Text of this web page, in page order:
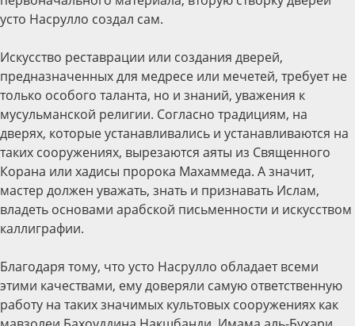
усто Насрулло создал сам.
Искусство реставрации или создания дверей,
предназначенных для медресе или мечетей, требует не
только особого таланта, но и знаний, уважения к
мусульманской религии. Согласно традициям, на
дверях, которые устанавливались и устанавливаются на
таких сооружениях, вырезаются аяты из Священного
Корана или хадисы пророка Махаммеда. А значит,
мастер должен уважать, знать и признавать Ислам,
владеть основами арабской письменности и искусством
каллиграфии.
Благодаря тому, что усто Насрулло обладает всеми
этими качествами, ему доверяли самую ответственную
работу на таких значимых культовых сооружениях как